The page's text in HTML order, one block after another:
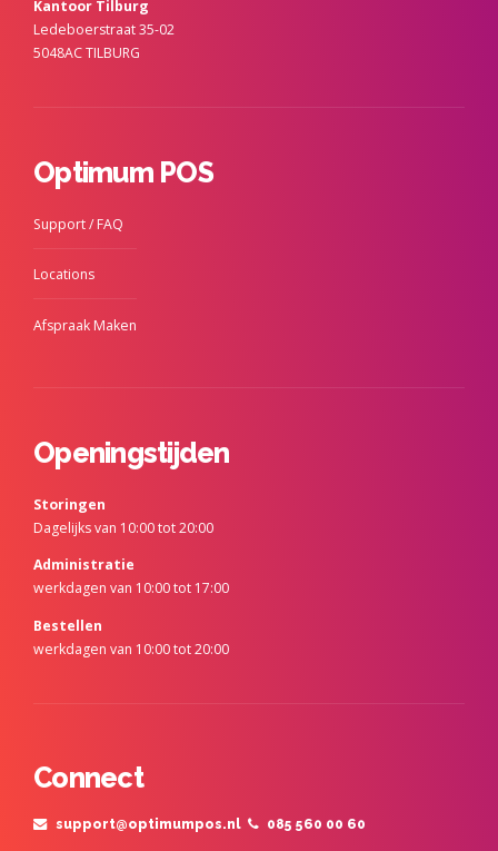
Kantoor Tilburg
Ledeboerstraat 35-02
5048AC TILBURG
Optimum POS
Support / FAQ
Locations
Afspraak Maken
Openingstijden
Storingen
Dagelijks van 10:00 tot 20:00
Administratie
werkdagen van 10:00 tot 17:00
Bestellen
werkdagen van 10:00 tot 20:00
Connect
support@optimumpos.nl 085 560 00 60